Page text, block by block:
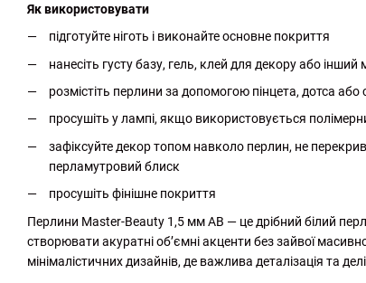
Як використовувати
підготуйте ніготь і виконайте основне покриття
нанесіть густу базу, гель, клей для декору або інший
розмістіть перлини за допомогою пінцета, дотса або
просушіть у лампі, якщо використовується
зафіксуйте декор топом навколо перлин, не
перламутровий блиск
просушіть фінішне покриття
Перлини Master-Beauty 1,5 мм AB — це дрібний білий
створювати акуратні об’ємні акценти без зайвої
мінімалістичних дизайнів, де важлива деталізація та